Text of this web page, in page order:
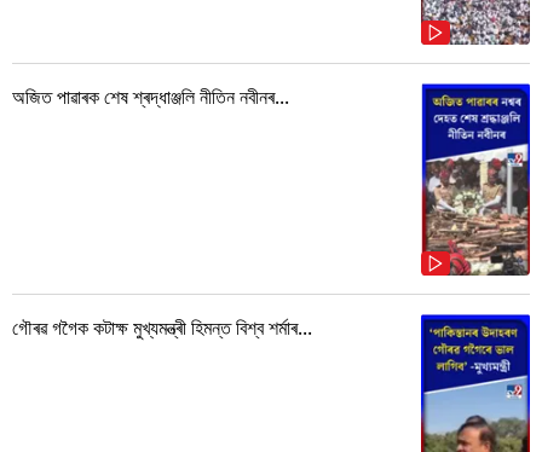
অজিত পাৱাৰক শেষ শ্ৰদ্ধাঞ্জলি নীতিন নবীনৰ...
গৌৰৱ গগৈক কটাক্ষ মুখ্যমন্ত্ৰী হিমন্ত বিশ্ব শৰ্মাৰ...